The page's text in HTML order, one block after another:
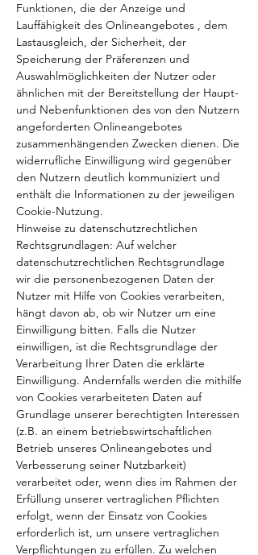
Funktionen, die der Anzeige und
Lauffähigkeit des Onlineangebotes , dem
Lastausgleich, der Sicherheit, der
Speicherung der Präferenzen und
Auswahlmöglichkeiten der Nutzer oder
ähnlichen mit der Bereitstellung der Haupt-
und Nebenfunktionen des von den Nutzern
angeforderten Onlineangebotes
zusammenhängenden Zwecken dienen. Die
widerrufliche Einwilligung wird gegenüber
den Nutzern deutlich kommuniziert und
enthält die Informationen zu der jeweiligen
Cookie-Nutzung.
Hinweise zu datenschutzrechtlichen
Rechtsgrundlagen: Auf welcher
datenschutzrechtlichen Rechtsgrundlage
wir die personenbezogenen Daten der
Nutzer mit Hilfe von Cookies verarbeiten,
hängt davon ab, ob wir Nutzer um eine
Einwilligung bitten. Falls die Nutzer
einwilligen, ist die Rechtsgrundlage der
Verarbeitung Ihrer Daten die erklärte
Einwilligung. Andernfalls werden die mithilfe
von Cookies verarbeiteten Daten auf
Grundlage unserer berechtigten Interessen
(z.B. an einem betriebswirtschaftlichen
Betrieb unseres Onlineangebotes und
Verbesserung seiner Nutzbarkeit)
verarbeitet oder, wenn dies im Rahmen der
Erfüllung unserer vertraglichen Pflichten
erfolgt, wenn der Einsatz von Cookies
erforderlich ist, um unsere vertraglichen
Verpflichtungen zu erfüllen. Zu welchen